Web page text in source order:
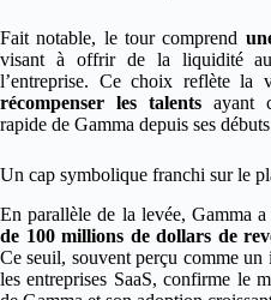
Fait notable, le tour comprend
visant à offrir de la liquidité
l’entreprise. Ce choix reflète la
récompenser les talents ayant
rapide de Gamma depuis ses
Un cap symbolique franchi sur le
En parallèle de la levée, Gamma
de 100 millions de dollars de
Ce seuil, souvent perçu comme un
les entreprises SaaS, confirme le